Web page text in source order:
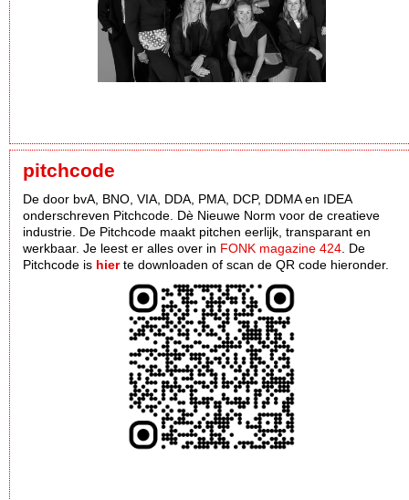
pitchcode
De door bvA, BNO, VIA, DDA, PMA, DCP, DDMA en IDEA
onderschreven Pitchcode. Dè Nieuwe Norm voor de creatieve
industrie. De Pitchcode maakt pitchen eerlijk, transparant en
werkbaar. Je leest er alles over in FONK magazine 424. De
Pitchcode is hierte downloaden of scan de QR code hieronder.